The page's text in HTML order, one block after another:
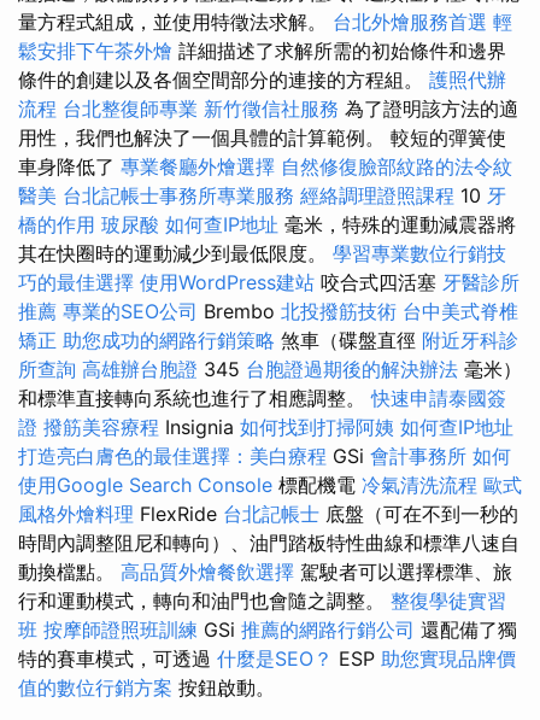
量方程式組成，並使用特徵法求解。 台北外燴服務首選 輕
鬆安排下午茶外燴 詳細描述了求解所需的初始條件和邊界
條件的創建以及各個空間部分的連接的方程組。 護照代辦
流程 台北整復師專業 新竹徵信社服務 為了證明該方法的適
用性，我們也解決了一個具體的計算範例。 較短的彈簧使
車身降低了 專業餐廳外燴選擇 自然修復臉部紋路的法令紋
醫美 台北記帳士事務所專業服務 經絡調理證照課程 10 牙
橋的作用 玻尿酸 如何查IP地址 毫米，特殊的運動減震器將
其在快圈時的運動減少到最低限度。 學習專業數位行銷技
巧的最佳選擇 使用WordPress建站 咬合式四活塞 牙醫診所
推薦 專業的SEO公司 Brembo 北投撥筋技術 台中美式脊椎
矯正 助您成功的網路行銷策略 煞車（碟盤直徑 附近牙科診
所查詢 高雄辦台胞證 345 台胞證過期後的解決辦法 毫米）
和標準直接轉向系統也進行了相應調整。快速申請泰國簽
證 撥筋美容療程 Insignia 如何找到打掃阿姨 如何查IP地址
打造亮白膚色的最佳選擇：美白療程 GSi 會計事務所 如何
使用Google Search Console 標配機電 冷氣清洗流程 歐式
風格外燴料理 FlexRide 台北記帳士 底盤（可在不到一秒的
時間內調整阻尼和轉向）、油門踏板特性曲線和標準八速自
動換檔點。 高品質外燴餐飲選擇 駕駛者可以選擇標準、旅
行和運動模式，轉向和油門也會隨之調整。 整復學徒實習
班 按摩師證照班訓練 GSi 推薦的網路行銷公司 還配備了獨
特的賽車模式，可透過 什麼是SEO？ ESP 助您實現品牌價
值的數位行銷方案 按鈕啟動。